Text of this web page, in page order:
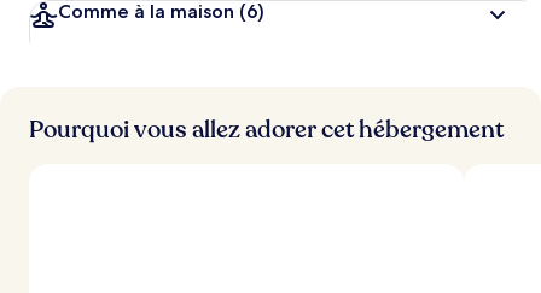
Comme à la maison (6)
Pourquoi vous allez adorer cet hébergement